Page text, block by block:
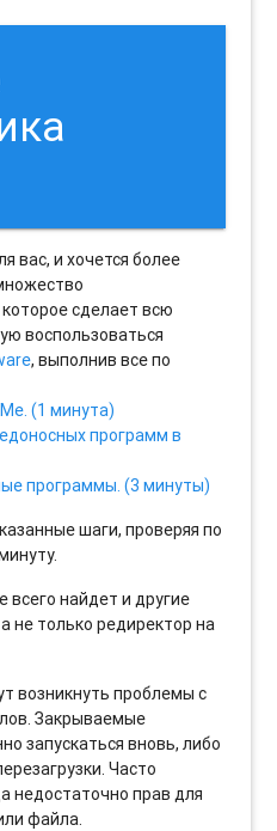
вас, и хочется более
сделает всю
воспользоваться
, выполнив все по
(1 минута)
программ в
программы. (3 минуты)
шаги, проверяя по
всего найдет и другие
не только редиректор на
возникнуть проблемы с
Закрываемые
запускаться вновь, либо
Часто
недостаточно прав для
файла.